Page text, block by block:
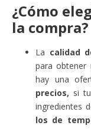
¿Cómo
la compra?
La calidad
para obtener
hay una
precios, si
ingredientes
los de